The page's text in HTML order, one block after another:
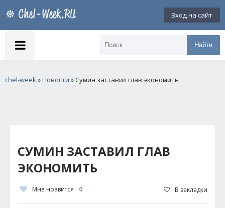
Вход на сайт
Найти
chel-week»Новости » Сумин заставил глав экономить
СУМИН ЗАСТАВИЛ ГЛАВ
ЭКОНОМИТЬ
Мне нравится 0 В закладки